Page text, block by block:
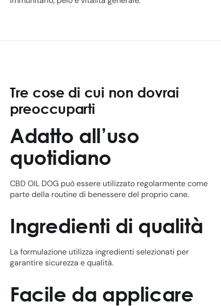
Tre cose di cui non dovrai
preoccuparti
Adatto all’uso
quotidiano
CBD OIL DOG può essere utilizzato regolarmente come
parte della routine di benessere del proprio cane.
Ingredienti di qualità
La formulazione utilizza ingredienti selezionati per
garantire sicurezza e qualità.
Facile da applicare